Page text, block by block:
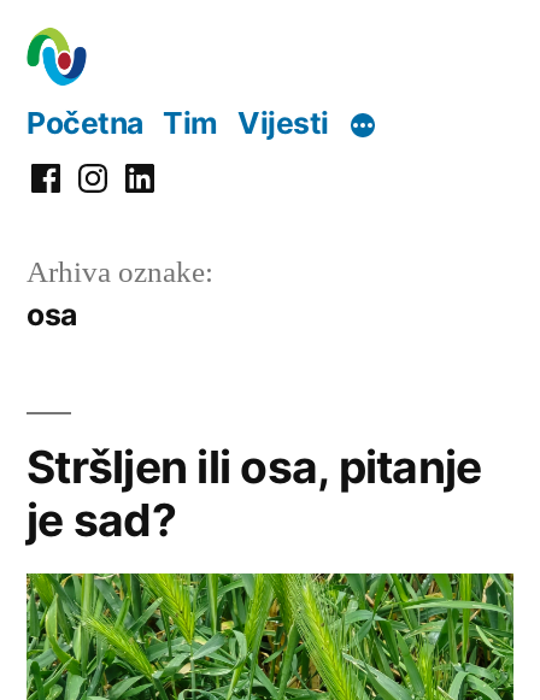
Preskoči
sadržaj
Početna Tim Vijesti
FacebookInstagramLinkedIn
Arhiva oznake:
osa
Stršljen ili osa, pitanje
je sad?